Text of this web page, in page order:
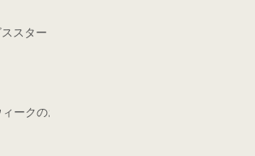
スター
ークのお